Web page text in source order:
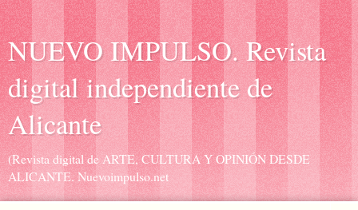
NUEVO IMPULSO. Revista
digital independiente de
Alicante
(Revista digital de ARTE, CULTURA Y OPINIÓN DESDE
ALICANTE. Nuevoimpulso.net